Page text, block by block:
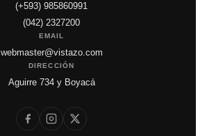
(+593) 985860991
(042) 2327200
EMAIL
webmaster@vistazo.com
DIRECCIÓN
Aguirre 734 y Boyacá